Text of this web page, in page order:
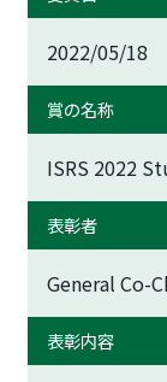
2022/05/18
賞の名称
ISRS 2022
表彰者
General Co-
表彰内容